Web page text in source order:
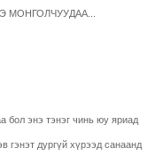
МОНГОЛЧУУДАА...
бол энэ тэнэг чинь юу яриад
гэнэт дургүй хүрээд санаанд